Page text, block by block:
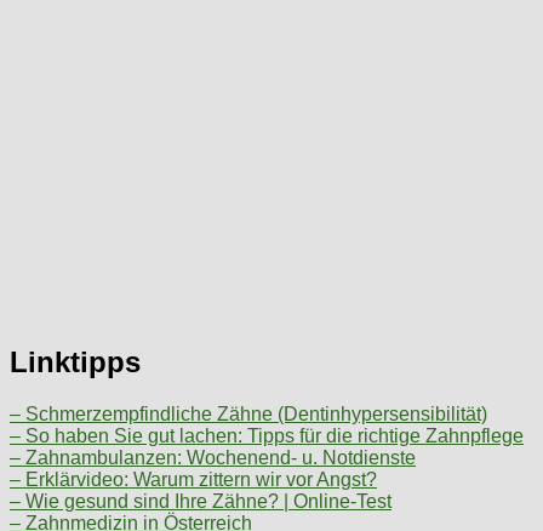
Linktipps
– Schmerzempfindliche Zähne (Dentinhypersensibilität)
– So haben Sie gut lachen: Tipps für die richtige Zahnpflege
– Zahnambulanzen: Wochenend- u. Notdienste
– Erklärvideo: Warum zittern wir vor Angst?
– Wie gesund sind Ihre Zähne? | Online-Test
– Zahnmedizin in Österreich